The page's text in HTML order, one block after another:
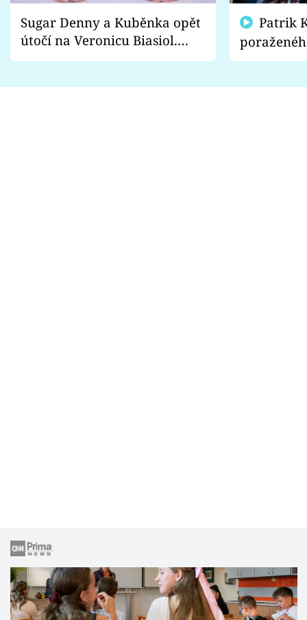
Sugar Denny a Kuběnka opět
útočí na Veronicu Biasiol.
Proč je podle nich falešná a
fanoušci